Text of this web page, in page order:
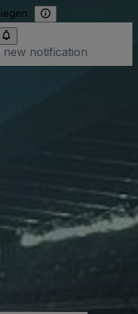
new notification